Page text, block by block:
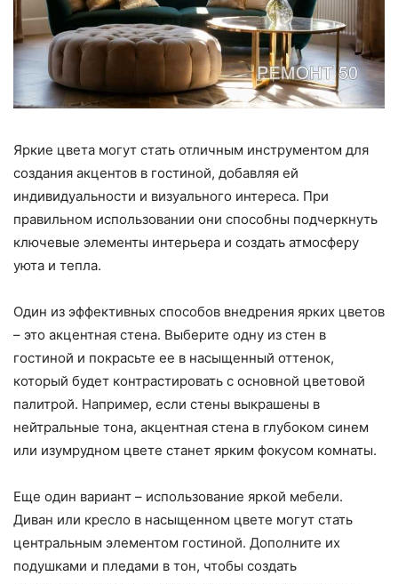
Яркие цвета могут стать отличным инструментом для
создания акцентов в гостиной, добавляя ей
индивидуальности и визуального интереса. При
правильном использовании они способны подчеркнуть
ключевые элементы интерьера и создать атмосферу
уюта и тепла.
Один из эффективных способов внедрения ярких цветов
– это акцентная стена. Выберите одну из стен в
гостиной и покрасьте ее в насыщенный оттенок,
который будет контрастировать с основной цветовой
палитрой. Например, если стены выкрашены в
нейтральные тона, акцентная стена в глубоком синем
или изумрудном цвете станет ярким фокусом комнаты.
Еще один вариант – использование яркой мебели.
Диван или кресло в насыщенном цвете могут стать
центральным элементом гостиной. Дополните их
подушками и пледами в тон, чтобы создать